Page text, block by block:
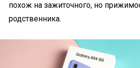
похож на зажиточного, но
родственника.